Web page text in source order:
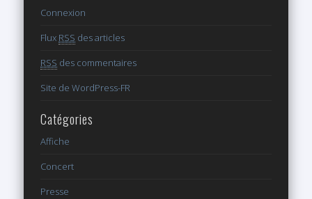
Connexion
Flux RSS des articles
RSS des commentaires
Site de WordPress-FR
Catégories
Affiche
Concert
Presse